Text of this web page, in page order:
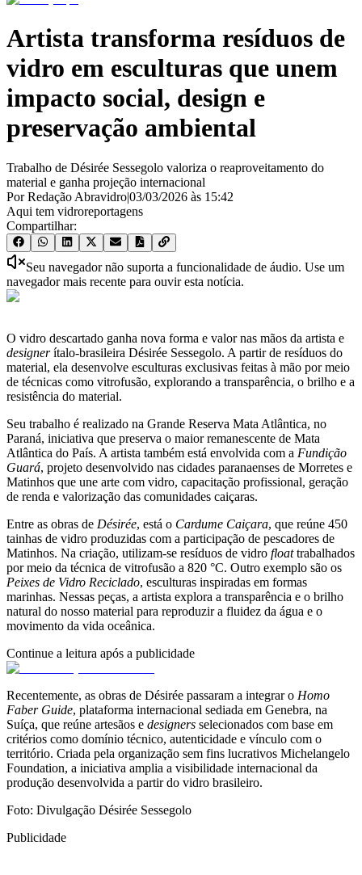
Artista transforma resíduos de
vidro em esculturas que unem
impacto social, design e
preservação ambiental
Trabalho de Désirée Sessegolo valoriza o reaproveitamento do
material e ganha projeção internacional
Por Redação Abravidro|03/03/2026 às 15:42
Aqui tem vidroreportagens
Compartilhar:
Seu navegador não suporta a funcionalidade de áudio. Use um
navegador mais recente para ouvir esta notícia.
O vidro descartado ganha nova forma e valor nas mãos da artista e
designerítalo-brasileira Désirée Sessegolo. A partir de resíduos do
material, ela desenvolve esculturas exclusivas feitas à mão por meio
de técnicas como vitrofusão, explorando a transparência, o brilho e a
resistência do material.
Seu trabalho é realizado na Grande Reserva Mata Atlântica, no
Paraná, iniciativa que preserva o maior remanescente de Mata
Atlântica do País. A artista também está envolvida com a Fundição
Guará, projeto desenvolvido nas cidades paranaenses de Morretes e
Matinhos que une arte com vidro, capacitação profissional, geração
de renda e valorização das comunidades caiçaras.
Entre as obras de Désirée, está o Cardume Caiçara, que reúne 450
tainhas de vidro produzidas com a participação de pescadores de
Matinhos. Na criação, utilizam-se resíduos de vidro floattrabalhados
por meio da técnica de vitrofusão a 820 °C. Outro exemplo são os
Peixes de Vidro Reciclado, esculturas inspiradas em formas
marinhas. Nessas peças, a artista explora a transparência e o brilho
natural do nosso material para reproduzir a fluidez da água e o
movimento da vida oceânica.
Continue a leitura após a publicidade
Recentemente, as obras de Désirée passaram a integrar o Homo
Faber Guide, plataforma internacional sediada em Genebra, na
Suíça, que reúne artesãos e designers selecionados com base em
critérios como domínio técnico, autenticidade e vínculo com o
território. Criada pela organização sem fins lucrativos Michelangelo
Foundation, a iniciativa amplia a visibilidade internacional da
produção desenvolvida a partir do vidro brasileiro.
Foto: Divulgação Désirée Sessegolo
Publicidade